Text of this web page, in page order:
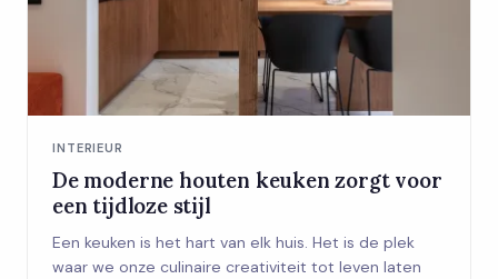
INTERIEUR
De moderne houten keuken zorgt voor
een tijdloze stijl
Een keuken is het hart van elk huis. Het is de plek
waar we onze culinaire creativiteit tot leven laten